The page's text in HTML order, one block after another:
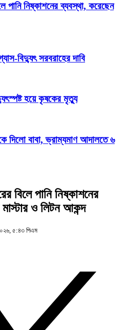
পানি নিষ্কাশনের ব্যবস্থা, করেছেন
বিদ্যুৎ সরবরাহের দাবি
হয়ে কৃষকের মৃত্যু
দিলো বাবা, ভ্রাম্যমাণ আদালতে ৬
বিলে পানি নিষ্কাশনের
ও লিটন আকন্দ
৫:৪৩ পিএম